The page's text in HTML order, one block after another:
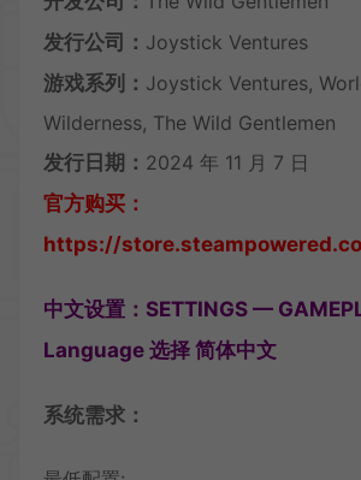
发行公司： Joystick Ventures
游戏系列： Joystick Ventures,
Wilderness, The Wild Gentlemen
发行日期： 2024 年 11 月 7 日
官方购买：
https://
中文设置：SETTINGS —
Language 选择 简体中文
系统需求：